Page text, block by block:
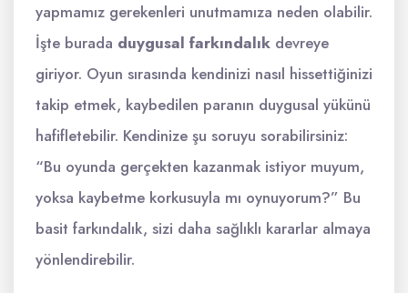
yapmamız gerekenleri unutmamıza neden olabilir.
İşte burada duygusal farkındalık devreye
giriyor. Oyun sırasında kendinizi nasıl hissettiğinizi
takip etmek, kaybedilen paranın duygusal yükünü
hafifletebilir. Kendinize şu soruyu sorabilirsiniz:
“Bu oyunda gerçekten kazanmak istiyor muyum,
yoksa kaybetme korkusuyla mı oynuyorum?” Bu
basit farkındalık, sizi daha sağlıklı kararlar almaya
yönlendirebilir.